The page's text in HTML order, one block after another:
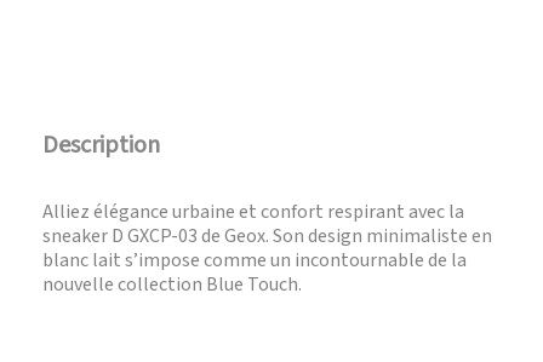
Description
Alliez élégance urbaine et confort respirant avec la
sneaker D GXCP-03 de Geox. Son design minimaliste en
blanc lait s’impose comme un incontournable de la
nouvelle collection Blue Touch.